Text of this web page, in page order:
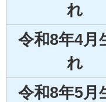
れ
令和8年4月
れ
令和8年5月